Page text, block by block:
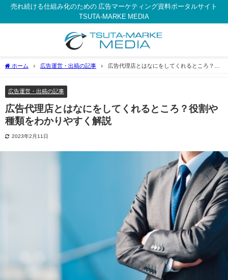
売れ続ける仕組み化のための 広告マーケティング資料ポータルサイト
TSUTA-MARKE MEDIA
ホーム 広告運営・出稿の記事
広告代理店とはなにをしてくれるところ？役
広告運営・出稿の記事
広告代理店とはなにをしてくれるところ？役割や
種類をわかりやすく解説
2023年2月11日